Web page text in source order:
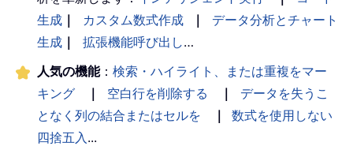
生成 ｜ カスタム数式作成 ｜
データ分析とチャート
生成 ｜ 拡張機能呼び出し…
人気の機能： 検索・ハイライト、または重複をマー
キング
｜ 空白行を削除する ｜
データを失うこ
となく列の結合またはセルを
｜
数式を使用しない
四捨五入...